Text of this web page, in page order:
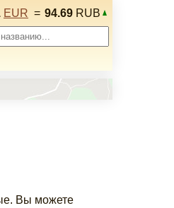
EUR = 94.69 RUB
Вы можете